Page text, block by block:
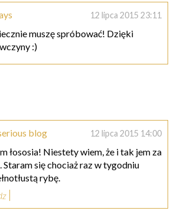
12 lipca 2015 23:11
muszę spróbować! Dzięki
:)
blog 12 lipca 2015 14:00
łososia! Niestety wiem, że i tak jem za
Staram się chociaż raz w tygodniu
rybę.